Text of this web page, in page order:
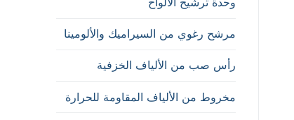
مرشح رغوي من السيراميك والألومينا
رأس صب من الألياف الخزفية
مخروط من الألياف المقاومة للحرارة